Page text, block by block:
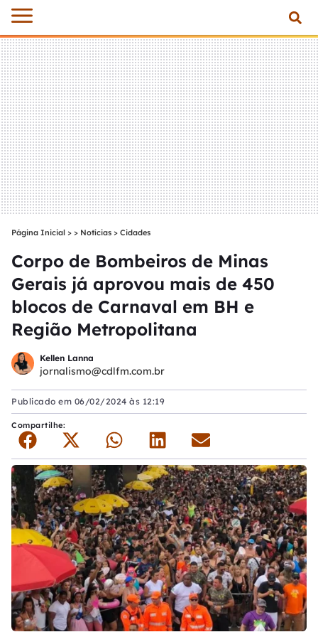
Página Inicial > Notícias > Cidades
Corpo de Bombeiros de Minas
Gerais já aprovou mais de 450
blocos de Carnaval em BH e
Região Metropolitana
Kellen Lanna
jornalismo@cdlfm.com.br
Publicado em 06/02/2024 às 12:19
Compartilhe: